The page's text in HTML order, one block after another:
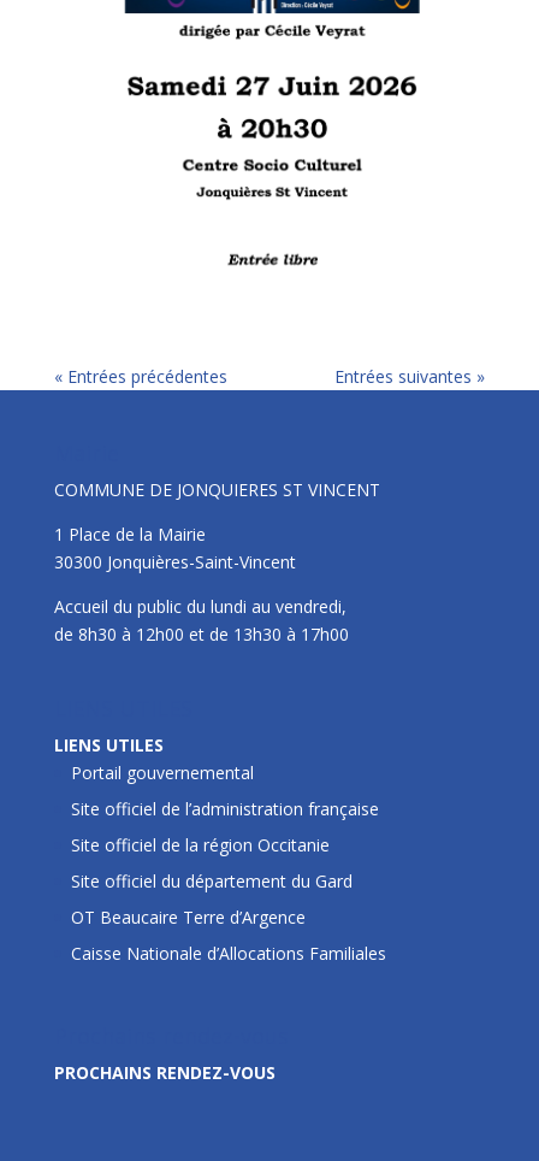
« Entrées précédentes Entrées suivantes »
COMMUNE DE JONQUIERES ST VINCENT
1 Place de la Mairie
30300 Jonquières-Saint-Vincent
Accueil du public du lundi au vendredi,
de 8h30 à 12h00 et de 13h30 à 17h00
LIENS UTILES
Portail gouvernemental
Site officiel de l’administration française
Site officiel de la région Occitanie
Site officiel du département du Gard
OT Beaucaire Terre d’Argence
Caisse Nationale d’Allocations Familiales
PROCHAINS RENDEZ-VOUS